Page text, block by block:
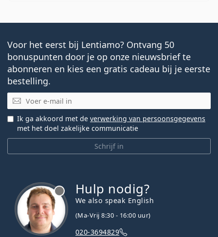
Voor het eerst bij Lentiamo? Ontvang 50
bonuspunten door je op onze nieuwsbrief te
abonneren en kies een gratis cadeau bij je eerste
bestelling.
E-mail
Schrijf in
Ik ga akkoord met de verwerking van persoonsgegevens
met het doel zakelijke communicatie
Hulp nodig?
We also speak English
(Ma-Vrij 8:30 - 16:00 uur)
020-3694829